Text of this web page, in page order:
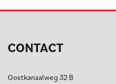
CONTACT
Oostkanaalweg 32 B